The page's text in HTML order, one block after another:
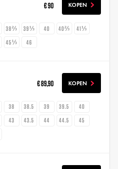
€ 90 KOPEN
38⅔ 39⅓ 40 40⅔
41⅓
45⅓ 46
€ 89,90 KOPEN
38 38.5 39 39.5
40
43 43.5 44 44.5
45